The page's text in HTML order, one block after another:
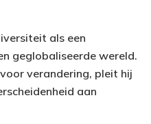
als een
geglobaliseerde wereld.
verandering, pleit hij
aan